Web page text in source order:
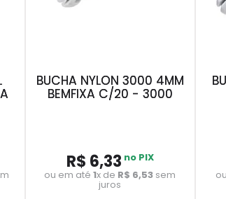
BUCHA NYLON 3000 4MM
BEMFIXA C/20 - 3000
R$ 6,33 no PIX
ou em até1x de R$ 6,53 sem
juros